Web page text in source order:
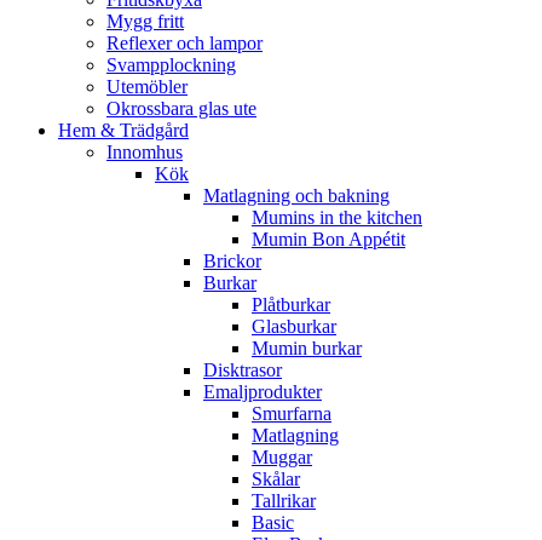
Mygg fritt
Reflexer och lampor
Svampplockning
Utemöbler
Okrossbara glas ute
Hem & Trädgård
Innomhus
Kök
Matlagning och bakning
Mumins in the kitchen
Mumin Bon Appétit
Brickor
Burkar
Plåtburkar
Glasburkar
Mumin burkar
Disktrasor
Emaljprodukter
Smurfarna
Matlagning
Muggar
Skålar
Tallrikar
Basic